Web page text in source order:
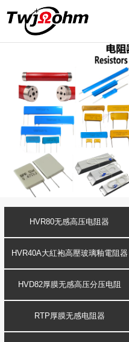
HVR80无感高压电阻器
HVR40A大紅袍高壓玻璃釉電阻器
HVD82厚膜无感高压分压电阻
RTP厚膜无感电阻器